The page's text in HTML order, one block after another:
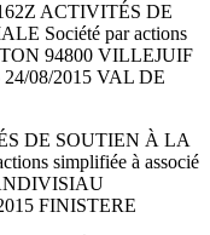
ACTIVITÉS DE
Société par actions
94800 VILLEJUIF
08/2015 VAL DE
DE SOUTIEN À LA
simplifiée à associé
FINISTERE